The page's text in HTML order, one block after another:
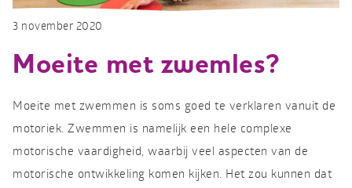
3 november 2020
Moeite met zwemles?
Moeite met zwemmen is soms goed te verklaren vanuit de
motoriek. Zwemmen is namelijk een hele complexe
motorische vaardigheid, waarbij veel aspecten van de
motorische ontwikkeling komen kijken. Het zou kunnen dat